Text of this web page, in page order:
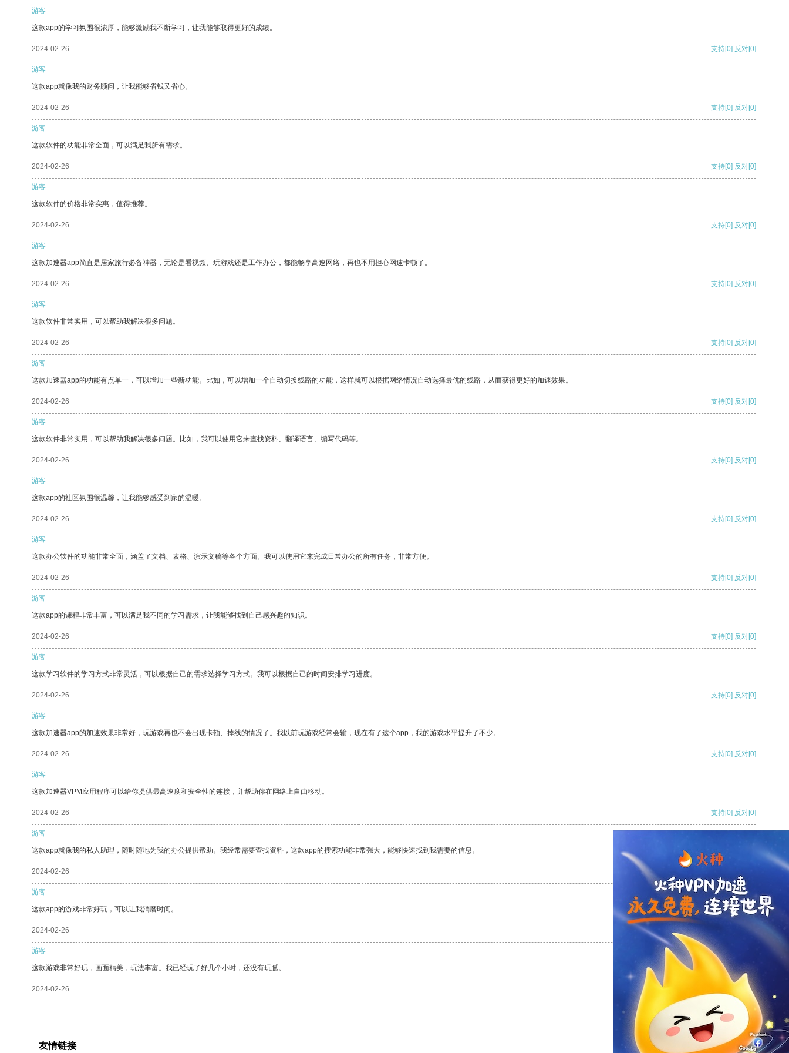
游客
这款app的学习氛围很浓厚，能够激励我不断学习，让我能够取得更好的成绩。
2024-02-26 支持[0] 反对[0]
游客
这款app就像我的财务顾问，让我能够省钱又省心。
2024-02-26 支持[0] 反对[0]
游客
这款软件的功能非常全面，可以满足我所有需求。
2024-02-26 支持[0] 反对[0]
游客
这款软件的价格非常实惠，值得推荐。
2024-02-26 支持[0] 反对[0]
游客
这款加速器app简直是居家旅行必备神器，无论是看视频、玩游戏还是工作办公，都能畅享高速网络，再也不用担心网速卡顿了。
2024-02-26 支持[0] 反对[0]
游客
这款软件非常实用，可以帮助我解决很多问题。
2024-02-26 支持[0] 反对[0]
游客
这款加速器app的功能有点单一，可以增加一些新功能。比如，可以增加一个自动切换线路的功能，这样就可以根据网络情况自动选择最优的线路，从而获得更好的加速效果。
2024-02-26 支持[0] 反对[0]
游客
这款软件非常实用，可以帮助我解决很多问题。比如，我可以使用它来查找资料、翻译语言、编写代码等。
2024-02-26 支持[0] 反对[0]
游客
这款app的社区氛围很温馨，让我能够感受到家的温暖。
2024-02-26 支持[0] 反对[0]
游客
这款办公软件的功能非常全面，涵盖了文档、表格、演示文稿等各个方面。我可以使用它来完成日常办公的所有任务，非常方便。
2024-02-26 支持[0] 反对[0]
游客
这款app的课程非常丰富，可以满足我不同的学习需求，让我能够找到自己感兴趣的知识。
2024-02-26 支持[0] 反对[0]
游客
这款学习软件的学习方式非常灵活，可以根据自己的需求选择学习方式。我可以根据自己的时间安排学习进度。
2024-02-26 支持[0] 反对[0]
游客
这款加速器app的加速效果非常好，玩游戏再也不会出现卡顿、掉线的情况了。我以前玩游戏经常会输，现在有了这个app，我的游戏水平提升了不少。
2024-02-26 支持[0] 反对[0]
游客
这款加速器VPM应用程序可以给你提供最高速度和安全性的连接，并帮助你在网络上自由移动。
2024-02-26 支持[0] 反对[0]
游客
这款app就像我的私人助理，随时随地为我的办公提供帮助。我经常需要查找资料，这款app的搜索功能非常强大，能够快速找到我需要的信息。
2024-02-26
游客
这款app的游戏非常好玩，可以让我消磨时间。
2024-02-26 反对
游客
这款游戏非常好玩，画面精美，玩法丰富。我已经玩了好几个小时，还没有玩腻。
2024-02-26 反对[0]
友情链接